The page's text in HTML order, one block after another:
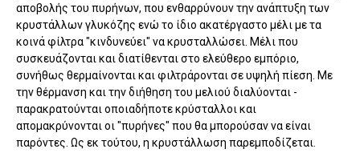
αποβολής του πυρήνων, που ενθαρρύνουν την ανάπτυξη των
κρυστάλλων γλυκόζης ενώ το ίδιο ακατέργαστο μέλι με τα
κοινά φίλτρα "κινδυνεύει" να κρυσταλλώσει. Μέλι που
συσκευάζονται και διατίθενται στο ελεύθερο εμπόριο,
συνήθως θερμαίνονται και φιλτράρονται σε υψηλή πίεση. Με
την θέρμανση και την διήθηση του μελιού διαλύονται -
παρακρατούνται οποιαδήποτε κρύσταλλοι και
απομακρύνονται οι "πυρήνες" που θα μπορούσαν να είναι
παρόντες. Ως εκ τούτου, η κρυστάλλωση παρεμποδίζεται.